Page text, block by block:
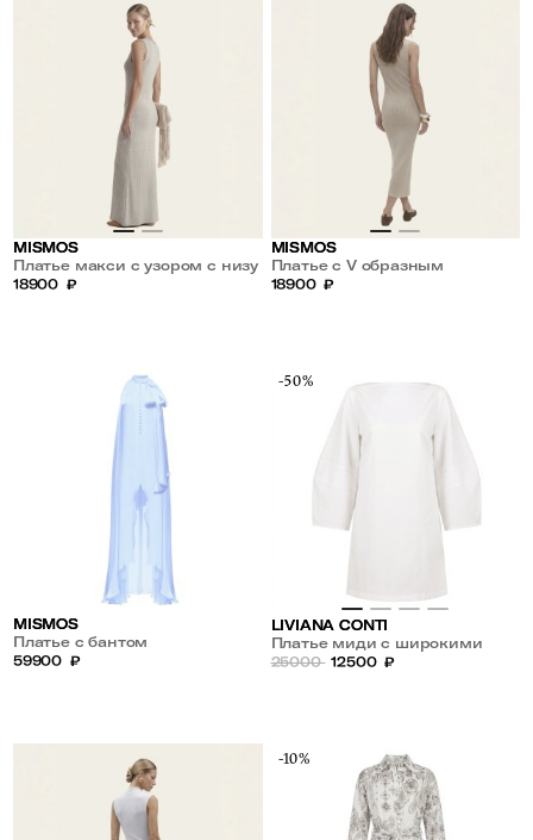
MISMOS
Платье макси с узором с низу
18900 ₽
MISMOS
Платье с V образным
вырезом
18900 ₽
MISMOS
Платье с бантом
59900 ₽
-50%
LIVIANA CONTI
Платье миди с широкими
рукавами
25000 12500 ₽
-10%